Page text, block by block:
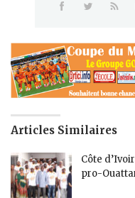
Articles Similaires
Côte
pro-